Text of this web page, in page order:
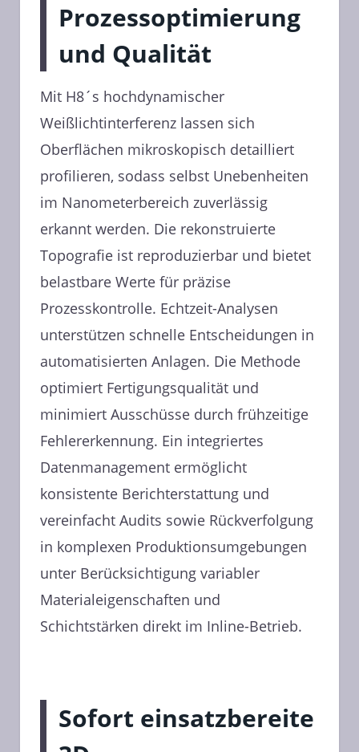
Prozessoptimierung
und Qualität
Mit H8´s hochdynamischer
Weißlichtinterferenz lassen sich
Oberflächen mikroskopisch detailliert
profilieren, sodass selbst Unebenheiten
im Nanometerbereich zuverlässig
erkannt werden. Die rekonstruierte
Topografie ist reproduzierbar und bietet
belastbare Werte für präzise
Prozesskontrolle. Echtzeit-Analysen
unterstützen schnelle Entscheidungen in
automatisierten Anlagen. Die Methode
optimiert Fertigungsqualität und
minimiert Ausschüsse durch frühzeitige
Fehlererkennung. Ein integriertes
Datenmanagement ermöglicht
konsistente Berichterstattung und
vereinfacht Audits sowie Rückverfolgung
in komplexen Produktionsumgebungen
unter Berücksichtigung variabler
Materialeigenschaften und
Schichtstärken direkt im Inline-Betrieb.
Sofort einsatzbereite